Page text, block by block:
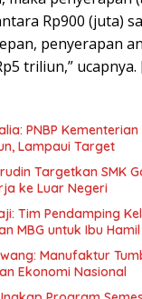
Rp900 (juta)
penyerapan
triliun,” ucapnya.
PNBP Kementerian
Lampaui Target
Targetkan SMK
ke Luar Negeri
Tim Pendamping
MBG untuk Ibu
Manufaktur
Ekonomi Nasional